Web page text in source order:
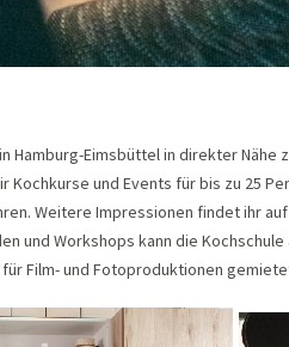
Hamburg-Eimsbüttel in direkter
Kochkurse und Events für bis zu 25
Weitere Impressionen findet ihr
und Workshops kann die
Film- und Fotoproduktionen